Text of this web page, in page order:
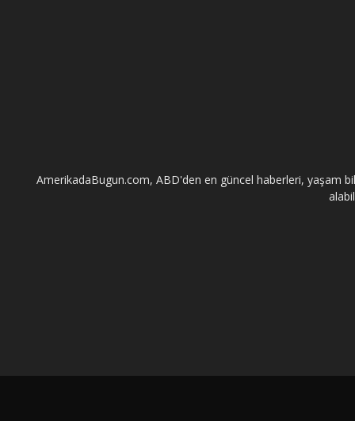
AmerikadaBugun.com, ABD'den en güncel haberleri, yaşam